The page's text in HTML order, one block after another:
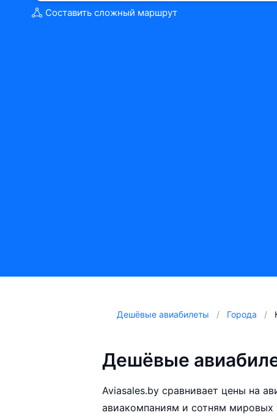
Составить сложный маршрут
Дешёвые авиабилеты Города
Дешёвые
Aviasales.by сравнивает цены на
авиакомпаниям и сотням